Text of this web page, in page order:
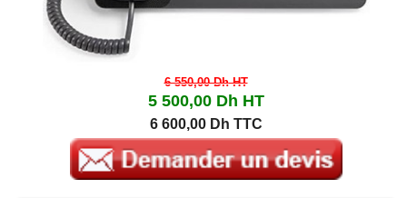
6 550,00 DhHT
5 500,00 Dh HT
6 600,00 Dh TTC